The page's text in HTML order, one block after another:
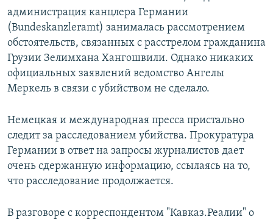
администрация канцлера Германии
(Bundeskanzleramt) занималась рассмотрением
обстоятельств, связанных с расстрелом гражданина
Грузии Зелимхана Хангошвили. Однако никаких
официальных заявлений ведомство Ангелы
Меркель в связи с убийством не сделало.
Немецкая и международная пресса пристально
следит за расследованием убийства. Прокуратура
Германии в ответ на запросы журналистов дает
очень сдержанную информацию, ссылаясь на то,
что расследование продолжается.
В разговоре с корреспондентом "Кавказ.Реалии" о